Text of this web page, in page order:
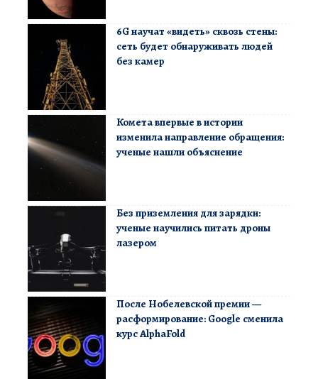
6G научат «видеть» сквозь стены:
сеть будет обнаруживать людей
без камер
Комета впервые в истории
изменила направление обращения:
ученые нашли объяснение
Без приземления для зарядки:
ученые научились питать дроны
лазером
После Нобелевской премии —
расформирование: Google сменила
курс AlphaFold